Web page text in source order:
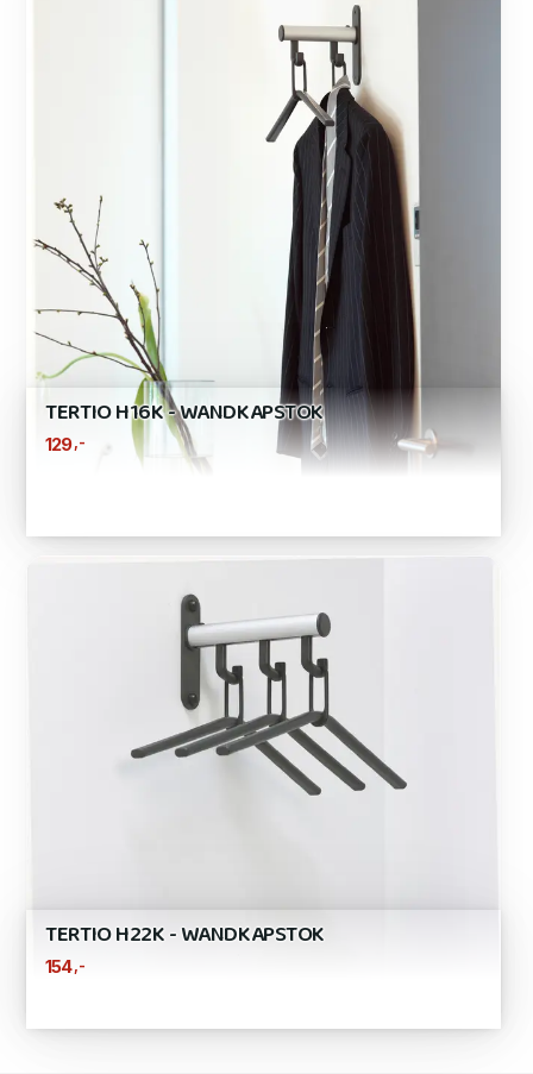
TERTIO H16K - WANDKAPSTOK
129,-
TERTIO H22K - WANDKAPSTOK
154 ,-